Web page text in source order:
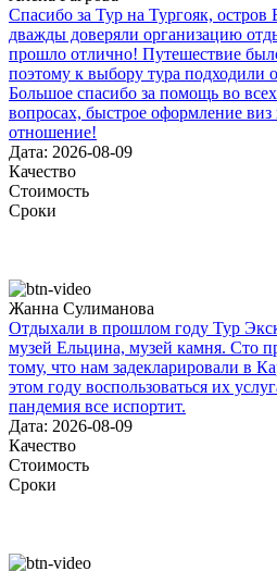
Спасибо за Тур на Тургояк,
дважды доверяли организацию
прошло отлично! Путешествие
поэтому к выбору тура подходили
Большое спасибо за помощь во
вопросах, быстрое оформление виз
отношение!
Дата: 2026-08-09
Качество
Стоимость
Сроки
Жанна Сулиманова
Отдыхали в прошлом году Тур
музей Ельцина, музей камня. Сто
тому, что нам задекларировали в
этом году воспользоваться их
пандемия все испортит.
Дата: 2026-08-09
Качество
Стоимость
Сроки